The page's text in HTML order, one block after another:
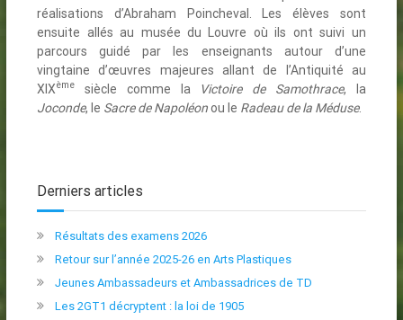
réalisations d’Abraham Poincheval. Les élèves sont
ensuite allés au musée du Louvre où ils ont suivi un
parcours guidé par les enseignants autour d’une
vingtaine d’œuvres majeures allant de l’Antiquité au
XIXème siècle comme la Victoire de Samothrace, la
Joconde, le Sacre de Napoléonou le Radeau de la Méduse.
Derniers articles
Résultats des examens 2026
Retour sur l’année 2025-26 en Arts Plastiques
Jeunes Ambassadeurs et Ambassadrices de TD
Les 2GT1 décryptent : la loi de 1905